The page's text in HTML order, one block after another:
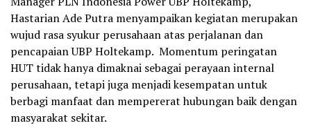
Hastarian Ade Putra menyampaikan kegiatan merupakan
wujud rasa syukur perusahaan atas perjalanan dan
pencapaian UBP Holtekamp. Momentum peringatan
HUT tidak hanya dimaknai sebagai perayaan internal
perusahaan, tetapi juga menjadi kesempatan untuk
berbagi manfaat dan mempererat hubungan baik dengan
masyarakat sekitar.